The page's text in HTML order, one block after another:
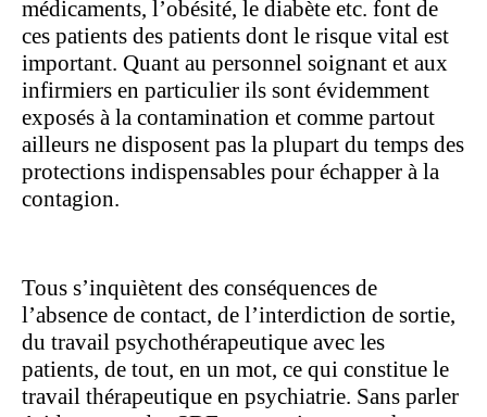
médicaments, l’obésité, le diabète etc. font de
ces patients des patients dont le risque vital est
important. Quant au personnel soignant et aux
infirmiers en particulier ils sont évidemment
exposés à la contamination et comme partout
ailleurs ne disposent pas la plupart du temps des
protections indispensables pour échapper à la
contagion.
Tous s’inquiètent des conséquences de
l’absence de contact, de l’interdiction de sortie,
du travail psychothérapeutique avec les
patients, de tout, en un mot, ce qui constitue le
travail thérapeutique en psychiatrie. Sans parler